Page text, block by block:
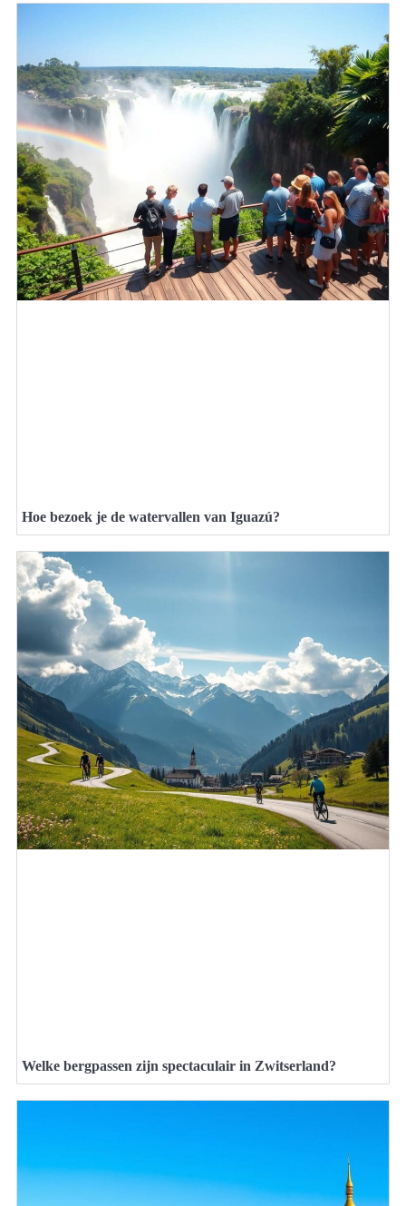
Hoe bezoek je de watervallen van Iguazú?
Welke bergpassen zijn spectaculair in Zwitserland?